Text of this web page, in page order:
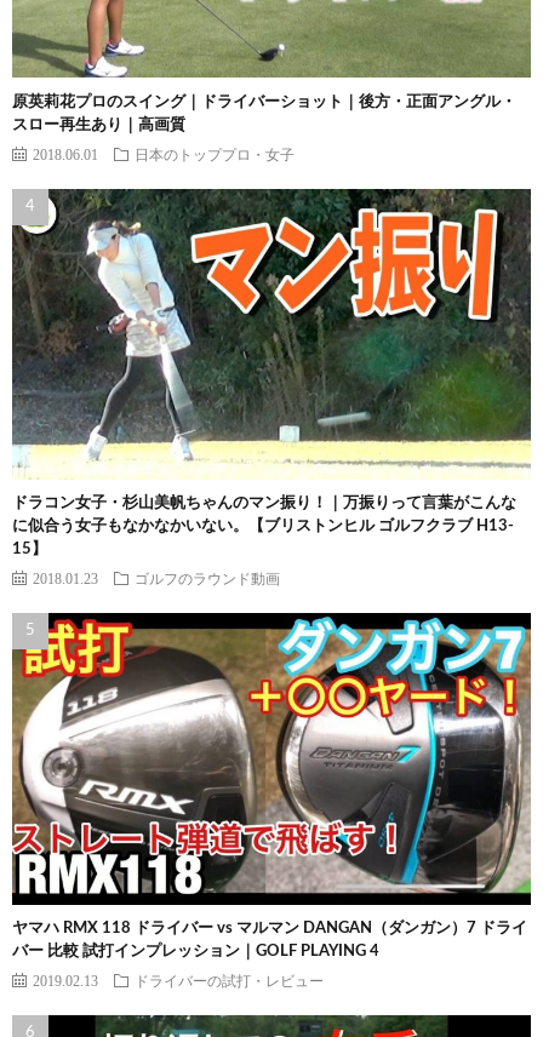
原英莉花プロのスイング｜ドライバーショット｜後方・正面アングル・
スロー再生あり｜高画質
2018.06.01 日本のトッププロ・女子
ドラコン女子・杉山美帆ちゃんのマン振り！｜万振りって言葉がこんな
に似合う女子もなかなかいない。【ブリストンヒル ゴルフクラブ H13-
15】
2018.01.23 ゴルフのラウンド動画
ヤマハ RMX 118 ドライバー vs マルマン DANGAN（ダンガン）7 ドライ
バー 比較 試打インプレッション｜GOLF PLAYING 4
2019.02.13 ドライバーの試打・レビュー